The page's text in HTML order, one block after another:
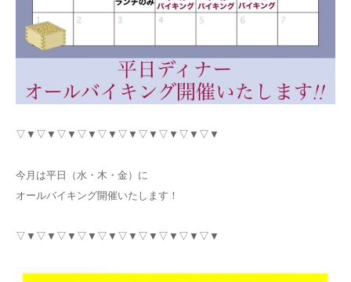
▽▼▽▼▽▼▽▼▽▼▽▼▽▼▽▼▽▼▽▼
今月は平日（水・木・金）に
オールバイキング開催いたします！
▽▼▽▼▽▼▽▼▽▼▽▼▽▼▽▼▽▼▽▼